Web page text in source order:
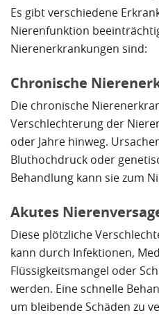
Es gibt verschiedene
Nierenfunktion
Nierenerkrankungen sind:
Chronische
Die chronische
Verschlechterung der
oder Jahre hinweg.
Bluthochdruck oder
Behandlung kann sie zum
Akutes
Diese plötzliche
kann durch Infektionen,
Flüssigkeitsmangel oder
werden. Eine schnelle
um bleibende Schäden zu